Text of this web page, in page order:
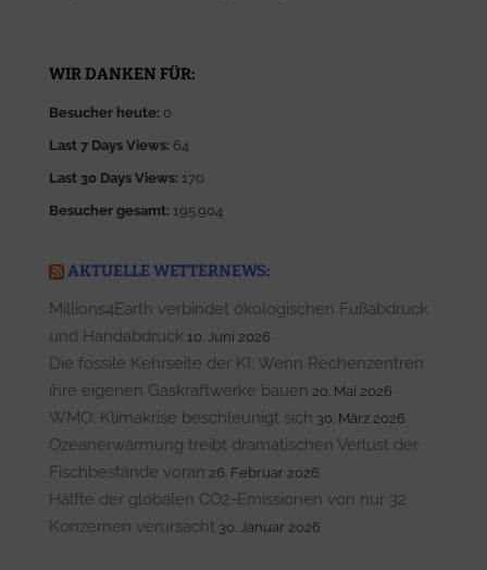
WIR DANKEN FÜR:
Besucher heute: 0
Last 7 Days Views: 64
Last 30 Days Views: 170
Besucher gesamt: 195.904
AKTUELLE WETTERNEWS:
Millions4Earth verbindet ökologischen Fußabdruck
und Handabdruck 10. Juni 2026
Die fossile Kehrseite der KI: Wenn Rechenzentren
ihre eigenen Gaskraftwerke bauen 20. Mai 2026
WMO: Klimakrise beschleunigt sich 30. März 2026
Ozeanerwärmung treibt dramatischen Verlust der
Fischbestände voran 26. Februar 2026
Hälfte der globalen CO2-Emissionen von nur 32
Konzernen verursacht 30. Januar 2026